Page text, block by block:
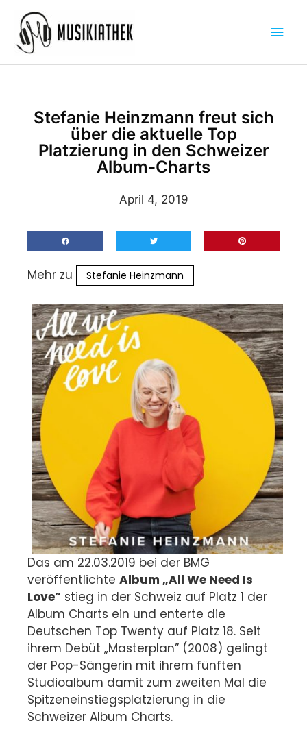
Inhalt
springen
Stefanie Heinzmann freut sich
über die aktuelle Top
Platzierung in den Schweizer
Album-Charts
April 4, 2019
Mehr zu Stefanie Heinzmann
Das am 22.03.2019 bei der BMG
veröffentlichte Album „All We Need Is
Love” stieg in der Schweiz auf Platz 1 der
Album Charts ein und enterte die
Deutschen Top Twenty auf Platz 18. Seit
ihrem Debüt „Masterplan” (2008) gelingt
der Pop-Sängerin mit ihrem fünften
Studioalbum damit zum zweiten Mal die
Spitzeneinstiegsplatzierung in die
Schweizer Album Charts.